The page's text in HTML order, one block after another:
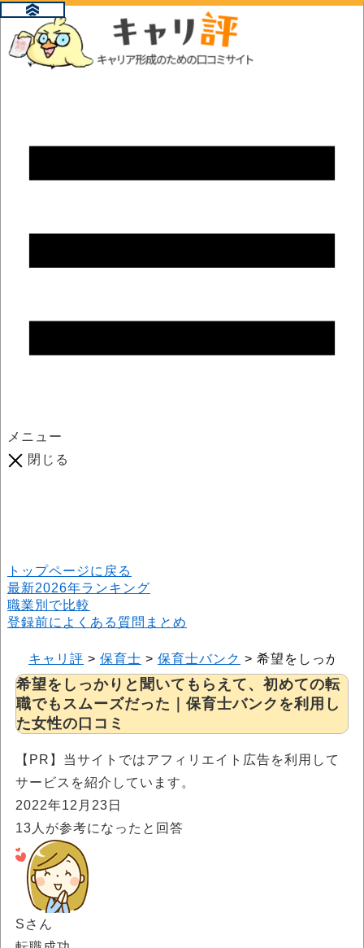
メニュー
閉じる
トップページに戻る
最新2026年ランキング
職業別で比較
登録前によくある質問まとめ
キャリ評 > 保育士 > 保育士バンク > 希望をしっかり
希望をしっかりと聞いてもらえて、初めての転
職でもスムーズだった｜保育士バンクを利用し
た女性の口コミ
【PR】当サイトではアフィリエイト広告を利用して
サービスを紹介しています。
2022年12月23日
13 人が参考になったと回答
Sさん